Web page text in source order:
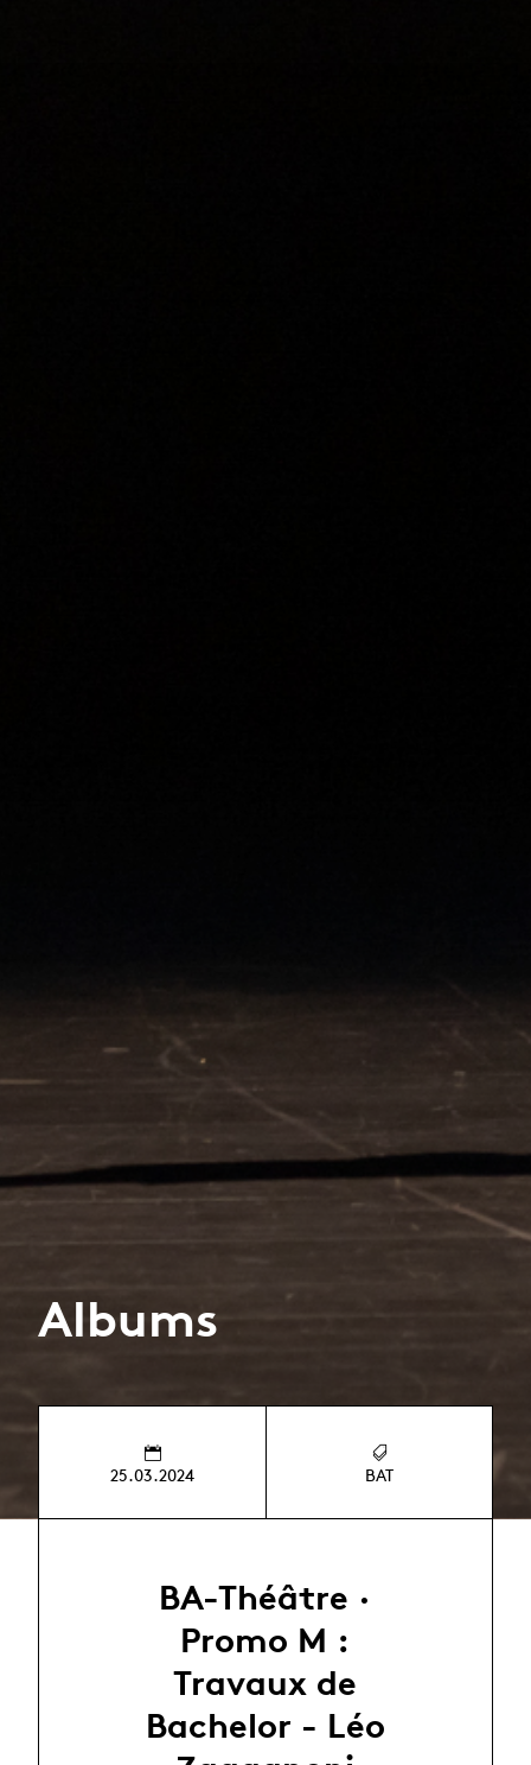
Albums
25.03.2024 BAT
BA-Théâtre ·
Promo M :
Travaux de
Bachelor - Léo